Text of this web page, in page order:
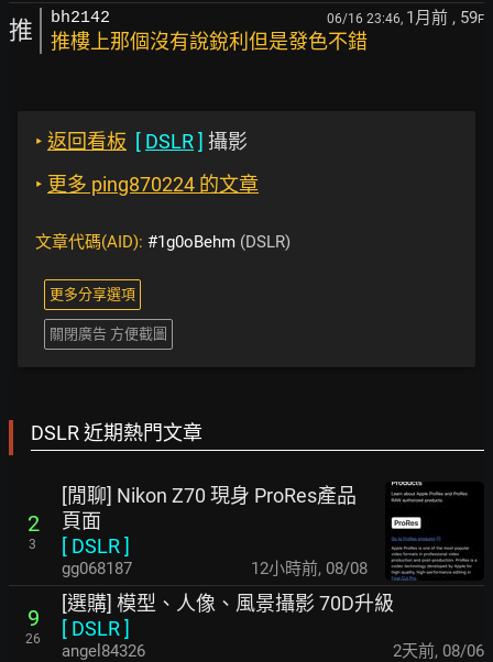
推 bh2142 06/16 23:46, 1月前 , 59F
推樓上那個沒有說銳利但是發色不錯
‣ 返回看板 [ DSLR] 攝影
‣ 更多 ping870224 的文章
文章代碼(AID): #1g0oBehm (DSLR)
更多分享選項
關閉廣告 方便截圖
DSLR 近期熱門文章
2
3
[閒聊] Nikon Z70 現身 ProRes產品
頁面
[ DSLR]
gg068187 12小時前, 08/08
9
26
[選購] 模型、人像、風景攝影 70D升級
[ DSLR]
angel84326 2天前, 08/06